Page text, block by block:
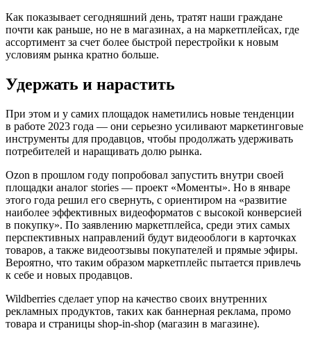
Как показывает сегодняшний день, тратят наши граждане
почти как раньше, но не в магазинах, а на маркетплейсах, где
ассортимент за счет более быстрой перестройки к новым
условиям рынка кратно больше.
Удержать и нарастить
При этом и у самих площадок наметились новые тенденции
в работе 2023 года — они серьезно усиливают маркетинговые
инструменты для продавцов, чтобы продолжать удерживать
потребителей и наращивать долю рынка.
Ozon в прошлом году попробовал запустить внутри своей
площадки аналог stories — проект «Моменты». Но в январе
этого года решил его свернуть, с ориентиром на «развитие
наиболее эффективных видеоформатов с высокой конверсией
в покупку». По заявлению маркетплейса, среди этих самых
перспективных направлений будут видеооблоги в карточках
товаров, а также видеоотзывы покупателей и прямые эфиры.
Вероятно, что таким образом маркетплейс пытается привлечь
к себе и новых продавцов.
Wildberries сделает упор на качество своих внутренних
рекламных продуктов, таких как баннерная реклама, промо
товара и страницы shop-in-shop (магазин в магазине).